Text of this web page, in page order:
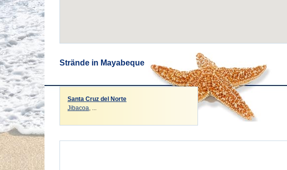
Strände in Mayabeque
Santa Cruz del Norte
Jibacoa, ...